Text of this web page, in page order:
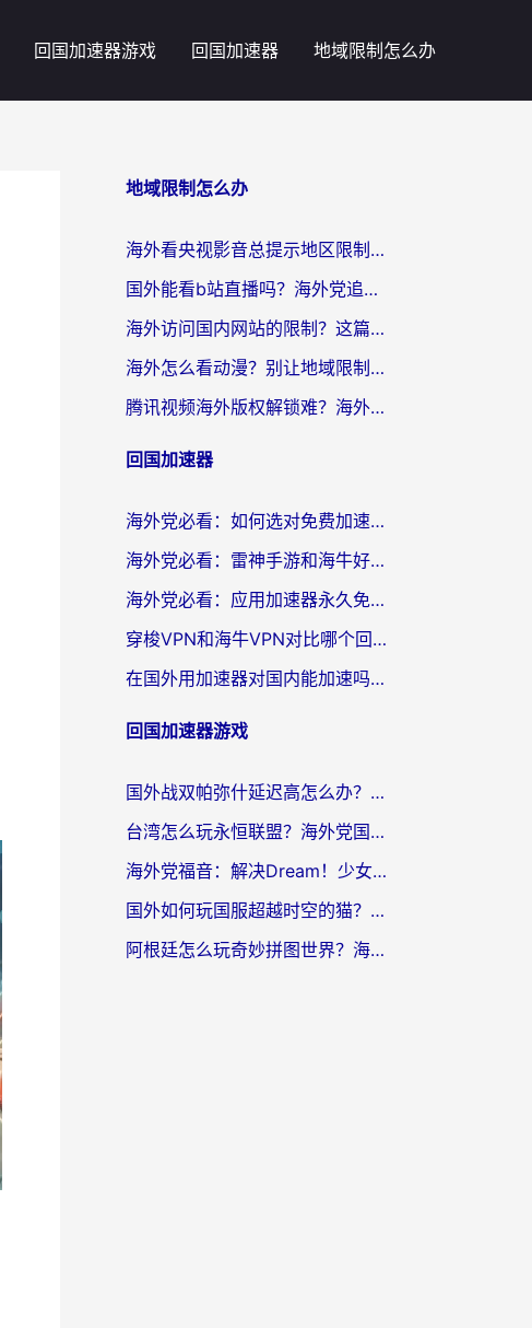
回国加速器游戏 回国加速器 地域限制怎么办
地域限制怎么办
海外看央视影音总提示地区限制？这篇教你选对回国加速器，流畅追剧不踩坑
国外能看b站直播吗？海外党追剧看片的终极解决方案来了
海外访问国内网站的限制？这篇攻略帮你无缝解锁12306、12123和国内影音
海外怎么看动漫？别让地域限制挡住你的追番快乐
腾讯视频海外版权解锁难？海外党亲测：选对回国加速器，追剧观影零障碍
回国加速器
海外党必看：如何选对免费加速器，无缝访问国内资源不踩坑？
海外党必看：雷神手游和海牛好用吗？+3款热门加速器实测对比，附番茄加速器无缝回国指南
海外党必看：应用加速器永久免费版真的存在吗？教你选对回国加速器无缝刷国内资源
穿梭VPN和海牛VPN对比哪个回国效果更好？海外华人亲测3款热门加速器+避坑指南
在国外用加速器对国内能加速吗？海外党亲测有效的无缝访问指南
回国加速器游戏
国外战双帕弥什延迟高怎么办？2026海外畅玩国服游戏终极指南（附实测工具推荐）
台湾怎么玩永恒联盟？海外党国服游戏加速器选择全攻略（附3大热门游戏实测）
海外党福音：解决Dream！少女乐团派对！国外延迟的实用指南，附北美英国游戏加速方案
国外如何玩国服超越时空的猫？2026海外党必看的加速器选择指南
阿根廷怎么玩奇妙拼图世界？海外玩家国服游戏加速全攻略（附帕斯卡契约战舰少女解决方案）